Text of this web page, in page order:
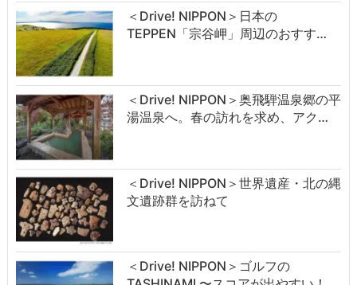
＜Drive! NIPPON＞日本の
TEPPEN「宗谷岬」周辺のおすす…
＜Drive! NIPPON＞奥飛騨温泉郷の平
湯温泉へ。春の訪れを求め、アク…
＜Drive! NIPPON＞世界遺産・北の縄
文遺跡群を訪ねて
＜Drive! NIPPON＞ゴルフの